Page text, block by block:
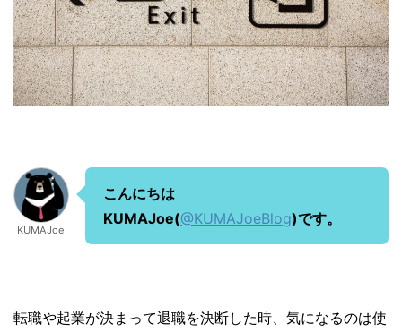
KUMAJoe
こんにちは
KUMAJoe(@KUMAJoeBlog)です。
転職や起業が決まって退職を決断した時、気になるのは使